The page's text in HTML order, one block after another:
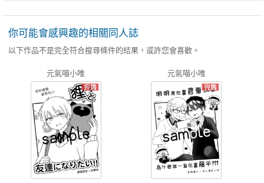
你可能會感興趣的相關同人誌
以下作品不是完全符合搜尋條件的結果，或許您會喜歡。
元氣喵小唯 元氣喵小唯